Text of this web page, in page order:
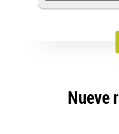
Nueve